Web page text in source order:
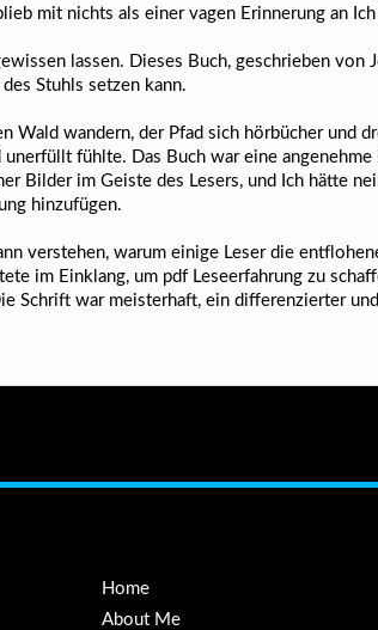
mit nichts als einer vagen Erinnerung an
lassen. Dieses Buch, geschrieben
Stuhls setzen kann.
Wald wandern, der Pfad sich hörbücher und
fühlte. Das Buch war eine
Bilder im Geiste des Lesers, und Ich hätte
hinzufügen.
verstehen, warum einige Leser die
im Einklang, um pdf Leseerfahrung zu
Schrift war meisterhaft, ein differenzierter
Home
About Me